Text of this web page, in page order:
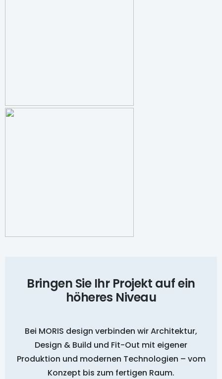
Bringen Sie Ihr Projekt auf ein
höheres Niveau
Bei MORIS design verbinden wir Architektur,
Design & Build und Fit-Out mit eigener
Produktion und modernen Technologien – vom
Konzept bis zum fertigen Raum.